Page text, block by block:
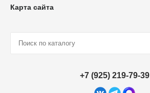
Карта сайта
+7 (925) 219-79-39